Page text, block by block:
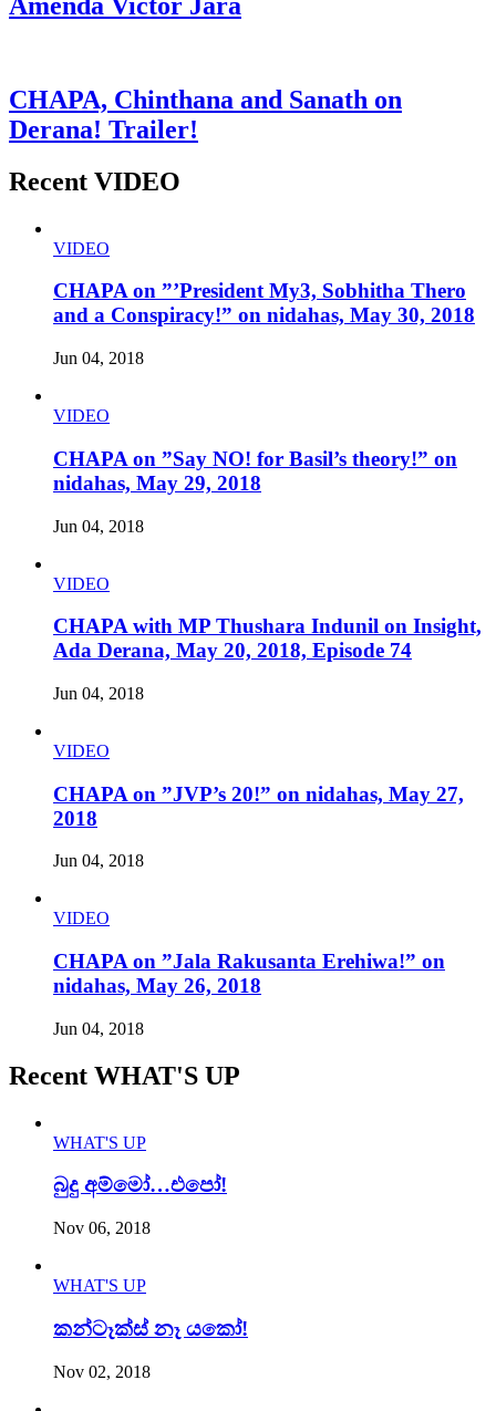
CHAPA, Chinthana and Sanath on
Derana! Trailer!
Recent VIDEO
VIDEO
CHAPA on ”’President My3, Sobhitha Thero
and a Conspiracy!” on nidahas, May 30, 2018
Jun 04, 2018
VIDEO
CHAPA on ”Say NO! for Basil’s theory!” on
nidahas, May 29, 2018
Jun 04, 2018
VIDEO
CHAPA with MP Thushara Indunil on Insight,
Ada Derana, May 20, 2018, Episode 74
Jun 04, 2018
VIDEO
CHAPA on ”JVP’s 20!” on nidahas, May 27,
2018
Jun 04, 2018
VIDEO
CHAPA on ”Jala Rakusanta Erehiwa!” on
nidahas, May 26, 2018
Jun 04, 2018
Recent WHAT'S UP
WHAT'S UP
බුදු අම්මෝ…එපෝ!
Nov 06, 2018
WHAT'S UP
කන්ටෑක්ස් නෑ යකෝ!
Nov 02, 2018